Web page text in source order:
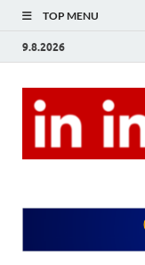
TOP MENU
9.8.2026